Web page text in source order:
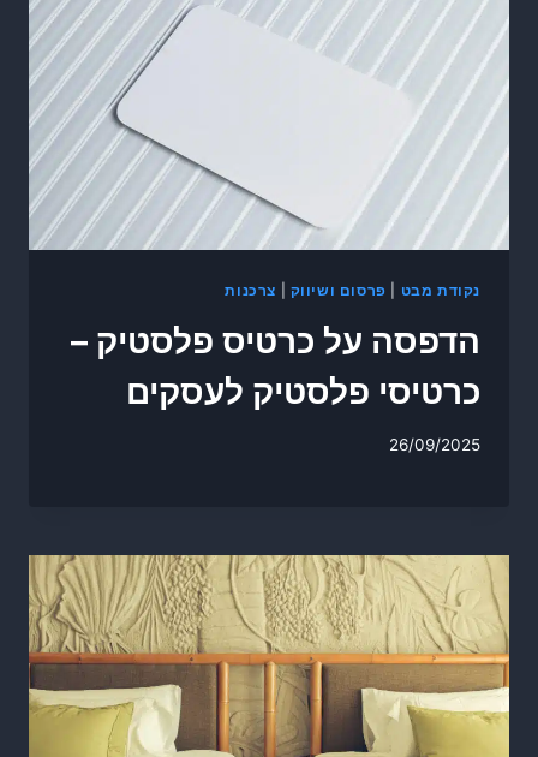
נקודת מבט פרסום ושיווק צרכנות
הדפסה על כרטיס פלסטיק –
כרטיסי פלסטיק לעסקים
26/09/2025